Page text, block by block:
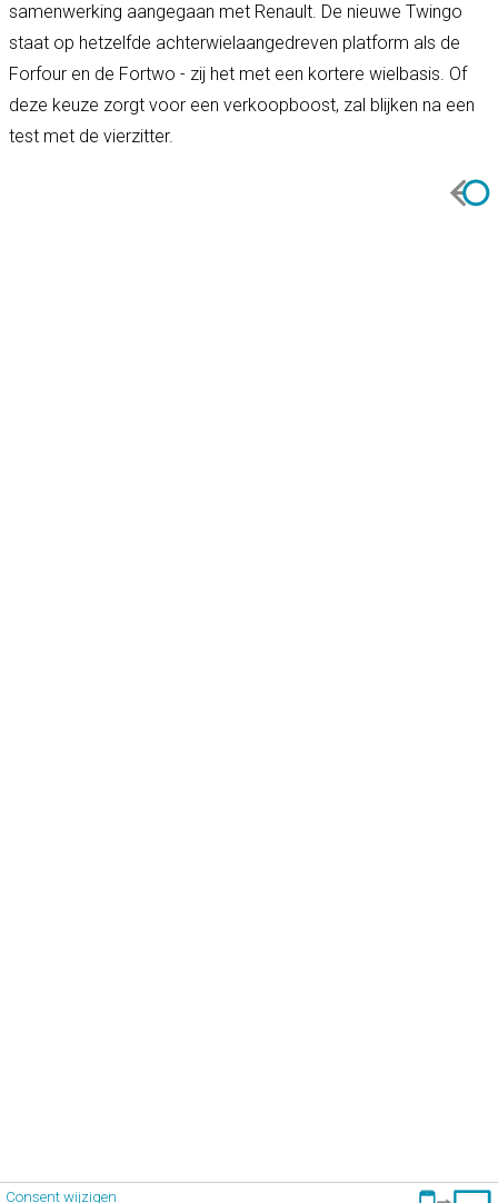
samenwerking aangegaan met Renault. De nieuwe Twingo
staat op hetzelfde achterwielaangedreven platform als de
Forfour en de Fortwo - zij het met een kortere wielbasis. Of
deze keuze zorgt voor een verkoopboost, zal blijken na een
test met de vierzitter.
Consent wijzigen